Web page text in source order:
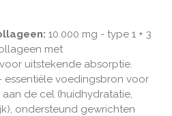
10.000 mg - type 1 + 3
met
uitstekende absorptie.
essentiële voedingsbron voor
de cel (huidhydratatie,
ondersteund gewrichten